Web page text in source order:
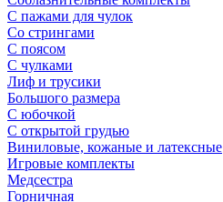
С пажами для чулок
Со стрингами
С поясом
С чулками
Лиф и трусики
Большого размера
С юбочкой
С открытой грудью
Виниловые, кожаные и латексные
Игровые комплекты
Медсестра
Горничная